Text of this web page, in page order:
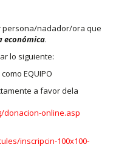
persona/nadador/ora que
económica.
lo siguiente:
EQUIPO
a favor dela
donacion-online.asp
inscripcin-100x100-